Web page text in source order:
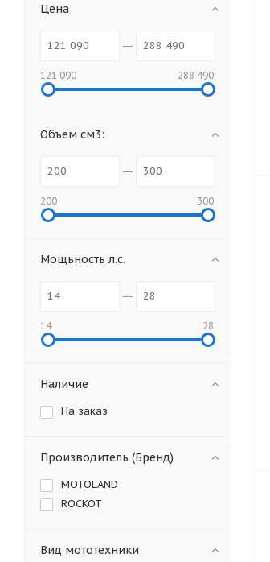
Цена
121 090 288 490
Объем см3:
200 300
Мощьность л.с.
14 28
Наличие
На заказ
Производитель (Бренд)
MOTOLAND
ROCKOT
Вид мототехники